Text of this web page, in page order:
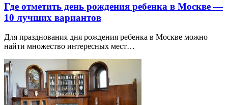
Где отметить день рождения ребенка в Москве —
10 лучших вариантов
Для празднования дня рождения ребенка в Москве можно
найти множество интересных мест…